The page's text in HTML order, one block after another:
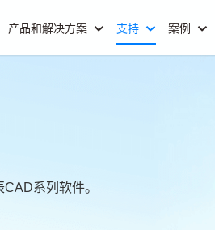
产品和解决方案 支持 案例
系列软件。